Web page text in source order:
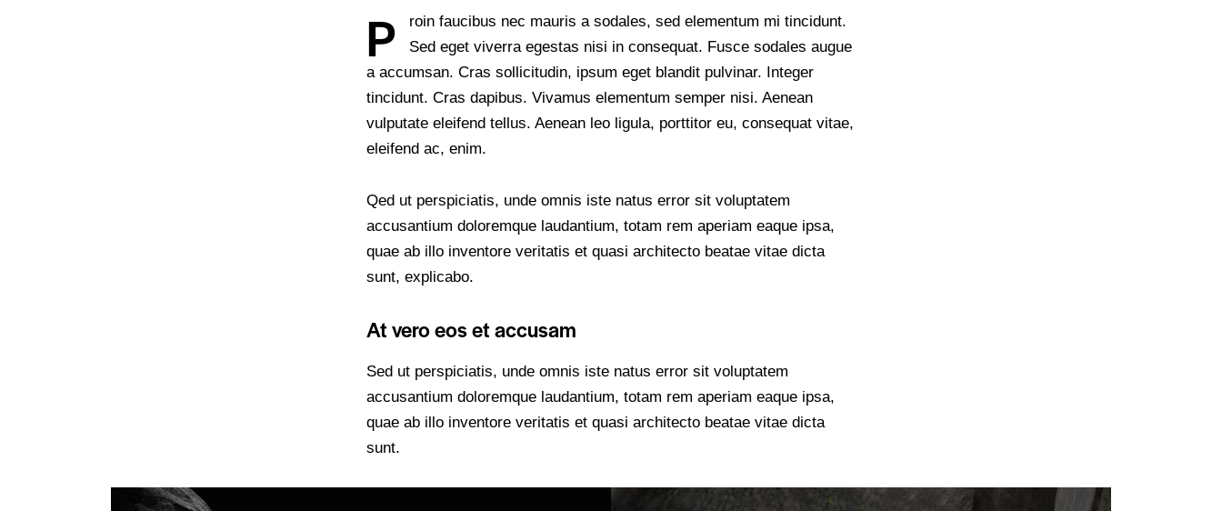
P
roin faucibus nec mauris a sodales, sed elementum mi tincidunt.
Sed eget viverra egestas nisi in consequat. Fusce sodales augue
a accumsan. Cras sollicitudin, ipsum eget blandit pulvinar. Integer
tincidunt. Cras dapibus. Vivamus elementum semper nisi. Aenean
vulputate eleifend tellus. Aenean leo ligula, porttitor eu, consequat vitae,
eleifend ac, enim.
Qed ut perspiciatis, unde omnis iste natus error sit voluptatem
accusantium doloremque laudantium, totam rem aperiam eaque ipsa,
quae ab illo inventore veritatis et quasi architecto beatae vitae dicta
sunt, explicabo.
At vero eos et accusam
Sed ut perspiciatis, unde omnis iste natus error sit voluptatem
accusantium doloremque laudantium, totam rem aperiam eaque ipsa,
quae ab illo inventore veritatis et quasi architecto beatae vitae dicta
sunt.